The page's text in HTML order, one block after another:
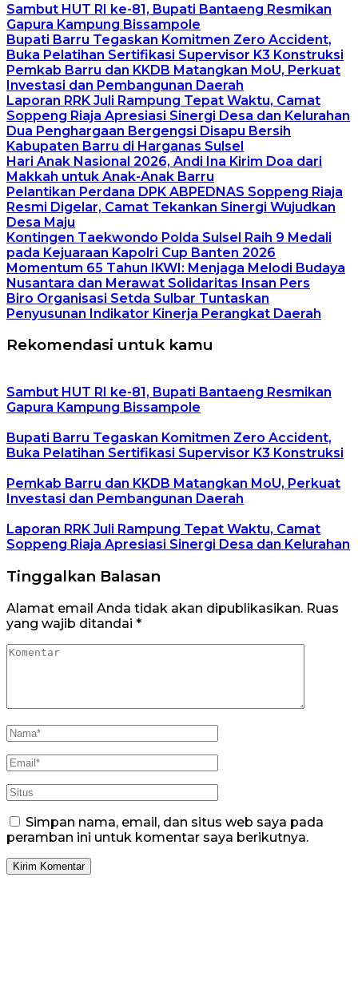
Sambut HUT RI ke-81, Bupati Bantaeng Resmikan
Gapura Kampung Bissampole
Bupati Barru Tegaskan Komitmen Zero Accident,
Buka Pelatihan Sertifikasi Supervisor K3 Konstruksi
Pemkab Barru dan KKDB Matangkan MoU, Perkuat
Investasi dan Pembangunan Daerah
Laporan RRK Juli Rampung Tepat Waktu, Camat
Soppeng Riaja Apresiasi Sinergi Desa dan Kelurahan
Dua Penghargaan Bergengsi Disapu Bersih
Kabupaten Barru di Harganas Sulsel
Hari Anak Nasional 2026, Andi Ina Kirim Doa dari
Makkah untuk Anak-Anak Barru
Pelantikan Perdana DPK ABPEDNAS Soppeng Riaja
Resmi Digelar, Camat Tekankan Sinergi Wujudkan
Desa Maju
Kontingen Taekwondo Polda Sulsel Raih 9 Medali
pada Kejuaraan Kapolri Cup Banten 2026
Momentum 65 Tahun IKWI: Menjaga Melodi Budaya
Nusantara dan Merawat Solidaritas Insan Pers
Biro Organisasi Setda Sulbar Tuntaskan
Penyusunan Indikator Kinerja Perangkat Daerah
Rekomendasi untuk kamu
Sambut HUT RI ke-81, Bupati Bantaeng Resmikan
Gapura Kampung Bissampole
Bupati Barru Tegaskan Komitmen Zero Accident,
Buka Pelatihan Sertifikasi Supervisor K3 Konstruksi
Pemkab Barru dan KKDB Matangkan MoU, Perkuat
Investasi dan Pembangunan Daerah
Laporan RRK Juli Rampung Tepat Waktu, Camat
Soppeng Riaja Apresiasi Sinergi Desa dan Kelurahan
Tinggalkan Balasan
Alamat email Anda tidak akan dipublikasikan. Ruas
yang wajib ditandai *
Simpan nama, email, dan situs web saya pada
peramban ini untuk komentar saya berikutnya.